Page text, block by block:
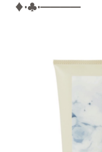
♦︎•♣︎•━━━━